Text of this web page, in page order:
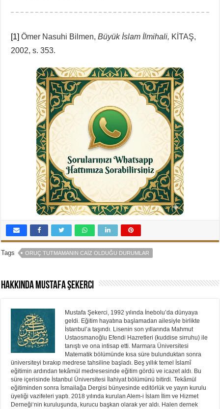
[1] Ömer Nasuhi Bilmen,Büyük İslam İlmihali, KİTAŞ,
2002, s. 353.
Tags ORUÇ TUTMAMANIN CAIZ OLDUĞU DURUMLAR
Hakkında Mustafa Şekerci
Mustafa Şekerci, 1992 yılında İnebolu’da dünyaya
geldi. Eğitim hayatına başlamadan ailesiyle birlikte
İstanbul’a taşındı. Lisenin son yıllarında Mahmut
Ustaosmanoğlu Efendi Hazretleri (kuddise sirruhu) ile
tanıştı ve ona intisap etti. Marmara Üniversitesi
Matematik bölümünde kısa süre bulunduktan sonra
üniversiteyi bırakıp medrese tahsiline başladı. Beş yıllık temel İslamî
eğitimin ardından tekâmül medresesinde eğitim gördü ve icazet aldı. Bu
süre içerisinde İstanbul Üniversitesi İlahiyat bölümünü bitirdi. Tekâmül
eğitiminden sonra İsmailağa Dergisi bünyesinde editörlük ve yayın kurulu
üyeliği vazifeleri yaptı. 2018 yılında kurulan Alem-i İslam İlim ve Hizmet
Derneği‘nin kuruluşunda, kurucu başkan olarak yer aldı. Halen dernek